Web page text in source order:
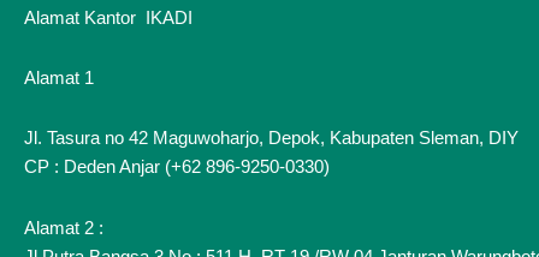
Alamat Kantor IKADI
Alamat 1
Jl. Tasura no 42 Maguwoharjo, Depok, Kabupaten Sleman, DIY
CP : Deden Anjar (+62 896-9250-0330)
Alamat 2 :